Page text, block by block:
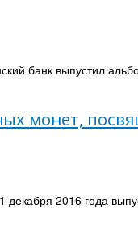
банк выпустил
монет,
декабря 2016 года